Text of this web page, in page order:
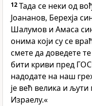
12Тада се неки од
Јоананов, Берехја
Шалумов и Амаса
онима који су се
смете да доведете
бити криви пред
надодате на наш
је већ велика и
Израелу.«